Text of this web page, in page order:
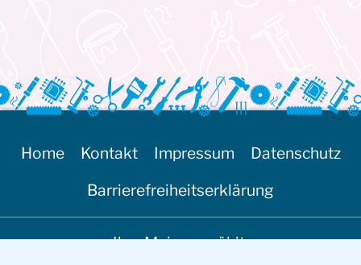
Home Kontakt Impressum
Datenschutz
Barrierefreiheitserklärung
Ihre Meinung zählt: